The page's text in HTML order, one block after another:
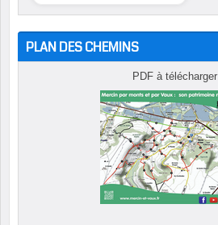
PLAN DES CHEMINS
PDF à télécharger